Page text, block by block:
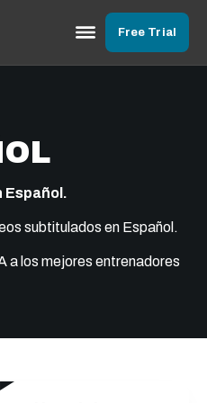
Free Trial
Español.
subtitulados en Español.
los mejores entrenadores